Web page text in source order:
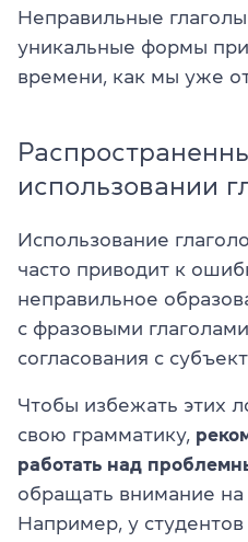
Неправильные
уникальные формы
времени, как мы уже
использовании
Использование
часто приводит к
неправильное
с фразовыми
согласования с
Чтобы избежать этих
свою грамматику,
работать над
обращать внимание
Например, у